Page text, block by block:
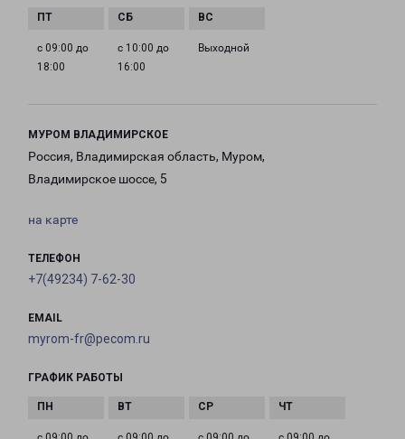
с 09:00 до
18:00
с 10:00 до
16:00
Выходной
МУРОМ ВЛАДИМИРСКОЕ
Россия, Владимирская область, Муром,
Владимирское шоссе, 5
на карте
ТЕЛЕФОН
+7(49234) 7-62-30
EMAIL
myrom-fr@pecom.ru
ГРАФИК РАБОТЫ